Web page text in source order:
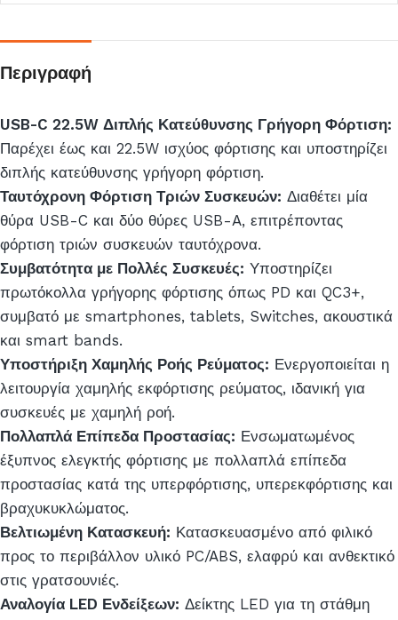
Περιγραφή
USB-C 22.5W Διπλής Κατεύθυνσης Γρήγορη Φόρτιση:
Παρέχει έως και 22.5W ισχύος φόρτισης και υποστηρίζει
διπλής κατεύθυνσης γρήγορη φόρτιση.
Ταυτόχρονη Φόρτιση Τριών Συσκευών: Διαθέτει μία
θύρα USB-C και δύο θύρες USB-A, επιτρέποντας
φόρτιση τριών συσκευών ταυτόχρονα.
Συμβατότητα με Πολλές Συσκευές: Υποστηρίζει
πρωτόκολλα γρήγορης φόρτισης όπως PD και QC3+,
συμβατό με smartphones, tablets, Switches, ακουστικά
και smart bands.
Υποστήριξη Χαμηλής Ροής Ρεύματος: Ενεργοποιείται η
λειτουργία χαμηλής εκφόρτισης ρεύματος, ιδανική για
συσκευές με χαμηλή ροή.
Πολλαπλά Επίπεδα Προστασίας: Ενσωματωμένος
έξυπνος ελεγκτής φόρτισης με πολλαπλά επίπεδα
προστασίας κατά της υπερφόρτισης, υπερεκφόρτισης και
βραχυκυκλώματος.
Βελτιωμένη Κατασκευή: Κατασκευασμένο από φιλικό
προς το περιβάλλον υλικό PC/ABS, ελαφρύ και ανθεκτικό
στις γρατσουνιές.
Αναλογία LED Ενδείξεων: Δείκτης LED για τη στάθμη